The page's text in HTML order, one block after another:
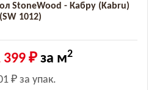
StoneWood - Кабру (Kabru)
(SW 1012)
399 ₽за м2
₽ за упак.